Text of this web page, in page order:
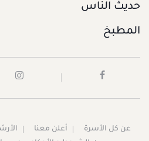
حديث الناس
المطبخ
عن كل الأسرة أعلن معنا